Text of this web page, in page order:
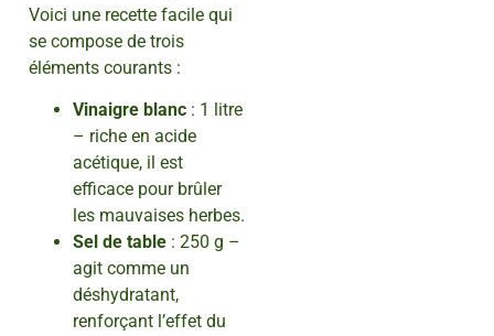
Voici une recette facile qui
se compose de trois
éléments courants :
Vinaigre blanc : 1 litre
– riche en acide
acétique, il est
efficace pour brûler
les mauvaises herbes.
Sel de table : 250 g –
agit comme un
déshydratant,
renforçant l’effet du